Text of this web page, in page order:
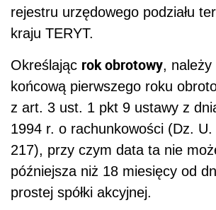
rejestru urzędowego podziału
kraju TERYT.
Określając rok obrotowy, należy
końcową pierwszego roku
z art. 3 ust. 1 pkt 9 ustawy z
1994 r. o rachunkowości (Dz.
217), przy czym data ta nie
późniejsza niż 18 miesięcy od
prostej spółki akcyjnej.